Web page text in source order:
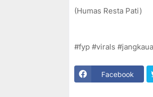
(Humas Resta Pati)
#fyp #virals
Facebook